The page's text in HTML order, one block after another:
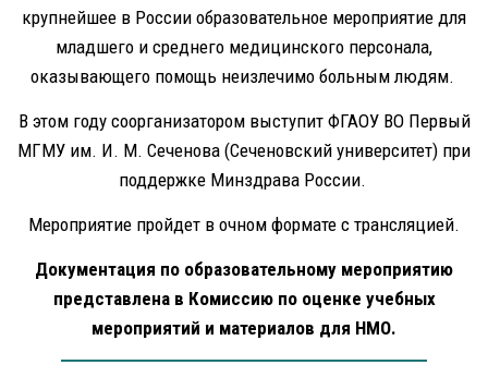
крупнейшее в России образовательное мероприятие для
младшего и среднего медицинского персонала,
оказывающего помощь неизлечимо больным людям.
В этом году соорганизатором выступит ФГАОУ ВО Первый
МГМУ им. И. М. Сеченова (Сеченовский университет) при
поддержке Минздрава России.
Мероприятие пройдет в очном формате с трансляцией.
Документация по образовательному мероприятию
представлена в Комиссию по оценке учебных
мероприятий и материалов для НМО.